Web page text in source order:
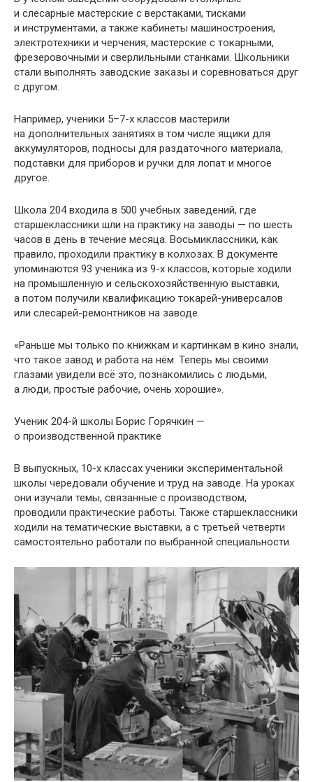
и слесарные мастерские с верстаками, тисками
и инструментами, а также кабинеты машиностроения,
электротехники и черчения, мастерские с токарными,
фрезеровочными и сверлильными станками. Школьники
стали выполнять заводские заказы и соревноваться друг
с другом.
Например, ученики 5–7-х классов мастерили
на дополнительных занятиях в том числе ящики для
аккумуляторов, подносы для раздаточного материала,
подставки для приборов и ручки для лопат и многое
другое.
Школа 204 входила в 500 учебных заведений, где
старшеклассники шли на практику на заводы — по шесть
часов в день в течение месяца. Восьмиклассники, как
правило, проходили практику в колхозах. В документе
упоминаются 93 ученика из 9-х классов, которые ходили
на промышленную и сельскохозяйственную выставки,
а потом получили квалификацию токарей-универсалов
или слесарей-ремонтников на заводе.
«Раньше мы только по книжкам и картинкам в кино знали,
что такое завод и работа на нём. Теперь мы своими
глазами увидели всё это, познакомились с людьми,
а люди, простые рабочие, очень хорошие».
Ученик 204-й школы Борис Горячкин —
о производственной практике
В выпускных, 10-х классах ученики экспериментальной
школы чередовали обучение и труд на заводе. На уроках
они изучали темы, связанные с производством,
проводили практические работы. Также старшеклассники
ходили на тематические выставки, а с третьей четверти
самостоятельно работали по выбранной специальности.